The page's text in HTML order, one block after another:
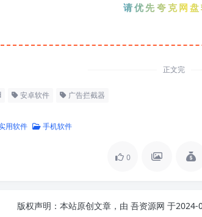
请优先夸克网盘转
正文完
安卓软件 广告拦截器
用软件 手机软件
0
版权声明： 本站原创文章，由 吾资源网 于2024-